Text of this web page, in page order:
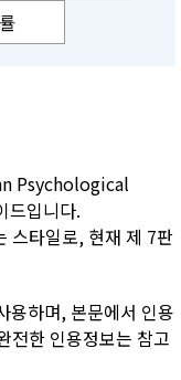
Psychological
드입니다.
스타일로, 현재 제 7판
용하며, 본문에서 인용
전한 인용정보는 참고